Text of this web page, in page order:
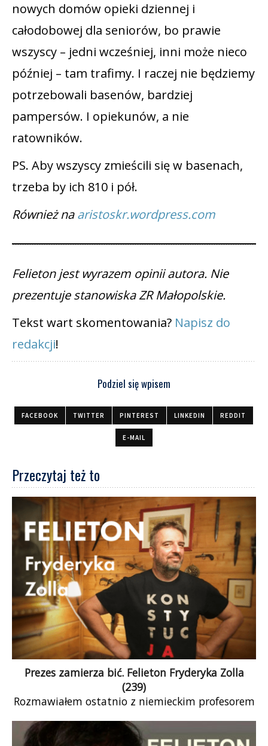
nowych domów opieki dziennej i
całodobowej dla seniorów, bo prawie
wszyscy – jedni wcześniej, inni może nieco
później – tam trafimy. I raczej nie będziemy
potrzebowali basenów, bardziej
pampersów. I opiekunów, a nie
ratowników.
PS. Aby wszyscy zmieścili się w basenach,
trzeba by ich 810 i pół.
Również naaristoskr.wordpress.com
Felieton jest wyrazem opinii autora. Nie
prezentuje stanowiska ZR Małopolskie.
Tekst wart skomentowania? Napisz do
redakcji!
Podziel się wpisem
FACEBOOK TWITTER PINTEREST LINKEDIN REDDIT
E-MAIL
Przeczytaj też to
Prezes zamierza bić. Felieton Fryderyka Zolla
(239)
Rozmawiałem ostatnio z niemieckim profesorem
Powiedział, że w Niemczech taki zakaz byłby